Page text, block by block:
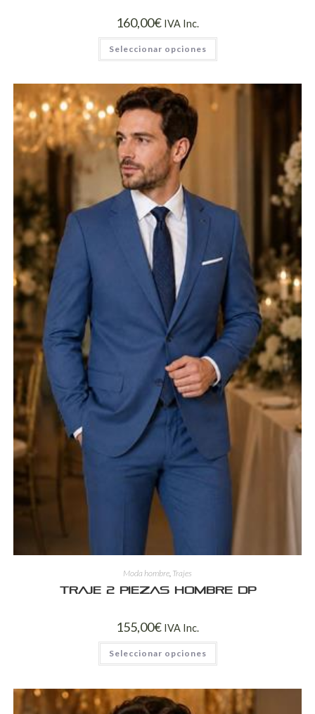
160,00€ IVA Inc.
Seleccionar opciones
Moda hombre, Trajes
Traje 2 Piezas Hombre DP
155,00€ IVA Inc.
Seleccionar opciones